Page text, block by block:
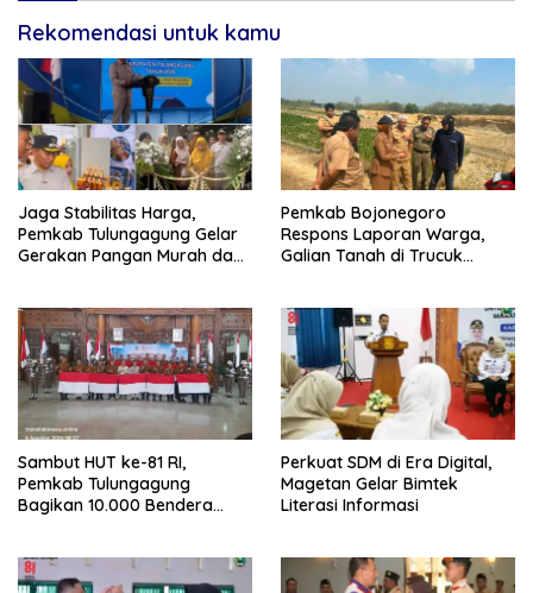
Rekomendasi untuk kamu
Jaga Stabilitas Harga,
Pemkab Tulungagung Gelar
Gerakan Pangan Murah dan
Pemkab Bojonegoro
Respons Laporan Warga,
Galian Tanah di Trucuk
Sambut HUT ke-81 RI,
Pemkab Tulungagung
Bagikan 10.000 Bendera
Perkuat SDM di Era Digital,
Magetan Gelar Bimtek
Literasi Informasi